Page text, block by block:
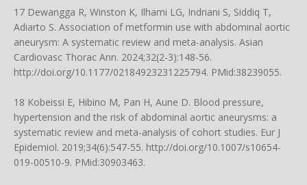
17 Dewangga R, Winston K, Ilhami LG, Indriani S, Siddiq T,
Adiarto S. Association of metformin use with abdominal aortic
aneurysm: A systematic review and meta-analysis. Asian
Cardiovasc Thorac Ann. 2024;32(2-3):148-56.
http://doi.org/10.1177/02184923231225794. PMid:38239055.
18 Kobeissi E, Hibino M, Pan H, Aune D. Blood pressure,
hypertension and the risk of abdominal aortic aneurysms: a
systematic review and meta-analysis of cohort studies. Eur J
Epidemiol. 2019;34(6):547-55. http://doi.org/10.1007/s10654-
019-00510-9. PMid:30903463.